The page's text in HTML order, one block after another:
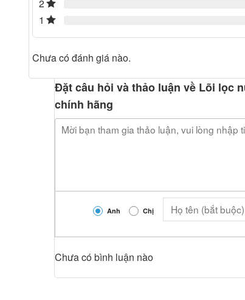
2
1
Chưa có đánh giá nào.
Đặt câu hỏi và thảo luận về Lõi lọc
chính hãng
Anh Chị
Chưa có bình luận nào